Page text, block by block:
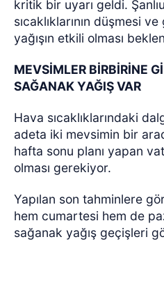
kritik bir uyarı geldi.
sıcaklıklarının düşmesi
yağışın etkili olması
MEVSİMLER BİRBİRİNE
SAĞANAK YAĞIŞ VAR
Hava sıcaklıklarındaki
adeta iki mevsimin bir
hafta sonu planı yapan
olması gerekiyor.
Yapılan son tahminlere
hem cumartesi hem de
sağanak yağış geçişleri